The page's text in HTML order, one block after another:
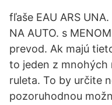
fľaše EAU ARS UNA.
NA AUTO. s
prevod. Ak majú
to jeden z mnohých
ruleta. To by určite
pozoruhodnou